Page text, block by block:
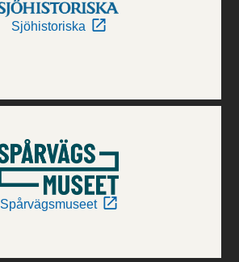
Sjöhistoriska
Spårvägsmuseet